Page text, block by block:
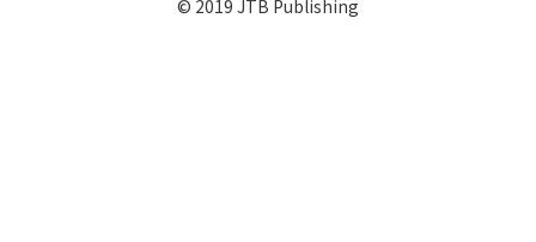
© 2019 JTB Publishing